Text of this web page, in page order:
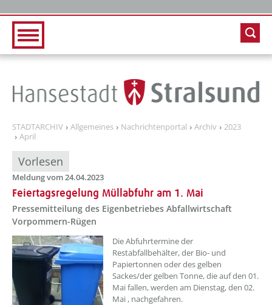
STADTARCHIV Allgemeines Nachrichtenportal Archiv
2023
April
Vorlesen
Meldung vom 24.04.2023
Feiertagsregelung Müllabfuhr am 1. Mai
Pressemitteilung des Eigenbetriebes Abfallwirtschaft
Vorpommern-Rügen
??? absaetzeOben[1]/titel ???
Die Abfuhrtermine der
Restabfallbehälter, der Bio- und
Papiertonnen oder des gelben
Sackes/der gelben Tonne, die auf den 01.
Mai fallen, werden am Dienstag, den 02.
Mai , nachgefahren.